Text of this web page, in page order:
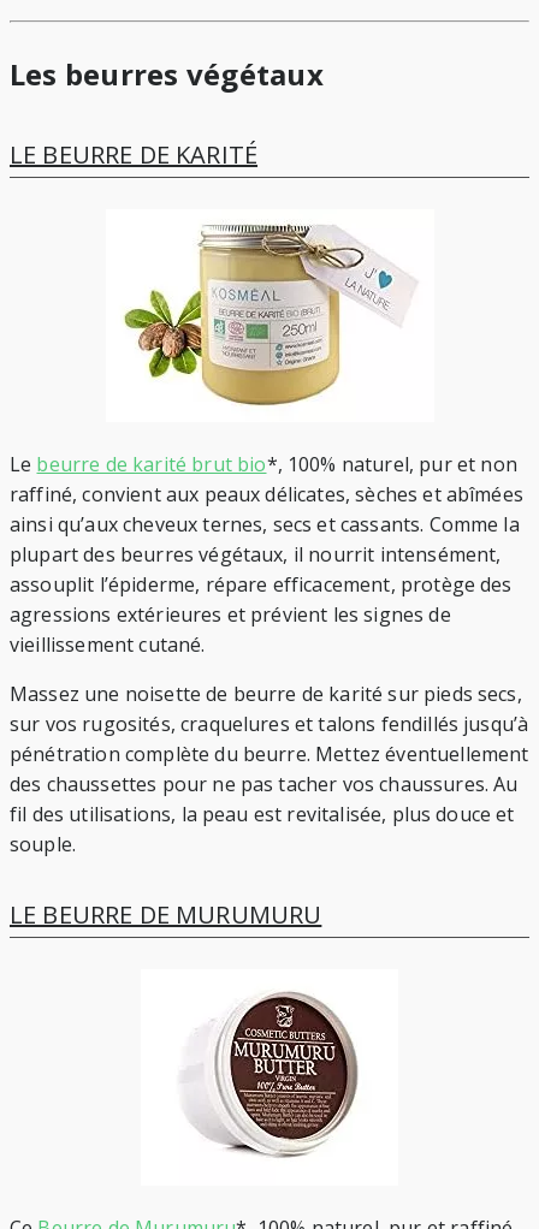
Les beurres végétaux
LE BEURRE DE KARITÉ
Le beurre de karité brut bio*, 100% naturel, pur et non
raffiné, convient aux peaux délicates, sèches et abîmées
ainsi qu’aux cheveux ternes, secs et cassants. Comme la
plupart des beurres végétaux, il nourrit intensément,
assouplit l’épiderme, répare efficacement, protège des
agressions extérieures et prévient les signes de
vieillissement cutané.
Massez une noisette de beurre de karité sur pieds secs,
sur vos rugosités, craquelures et talons fendillés jusqu’à
pénétration complète du beurre. Mettez éventuellement
des chaussettes pour ne pas tacher vos chaussures. Au
fil des utilisations, la peau est revitalisée, plus douce et
souple.
LE BEURRE DE MURUMURU